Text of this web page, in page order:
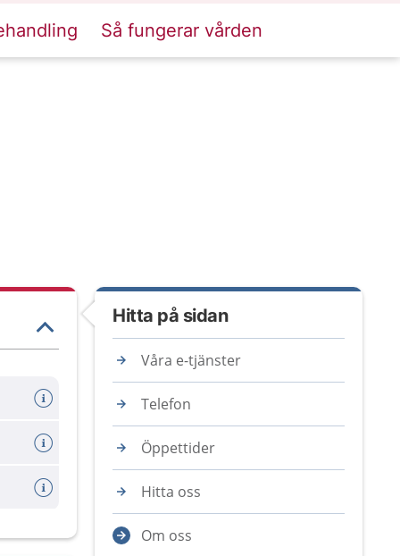
Så fungerar vården
Hitta på sidan
Våra e-tjänster
Telefon
Öppettider
Hitta oss
Om oss